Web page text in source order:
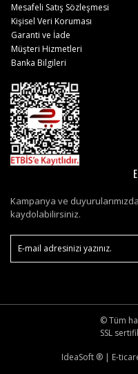
Mesafeli Satış Sözleşmesi
Kişisel Veri Koruması
Garanti ve İade
Müşteri Hizmetleri
Banka Bilgileri
Kampanya ve
kaydolabilirsiniz.
© Tüm
SSL
IdeaSoft ® | E-